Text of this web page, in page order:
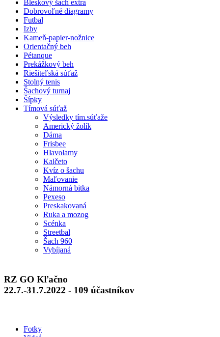
Bleskový šach extra
Dobrovoľné diagramy
Futbal
Izby
Kameň-papier-nožnice
Orientačný beh
Pétanque
Prekážkový beh
Riešiteľská súťaž
Stolný tenis
Šachový turnaj
Šípky
Tímová súťaž
Výsledky tím.súťaže
Americký žolík
Dáma
Frisbee
Hlavolamy
Kalčeto
Kvíz o šachu
Maľovanie
Námorná bitka
Pexeso
Preskakovaná
Ruka a mozog
Scénka
Streetbal
Šach 960
Vybíjaná
RZ GO Kľačno
22.7.-31.7.2022 - 109 účastníkov
Fotky